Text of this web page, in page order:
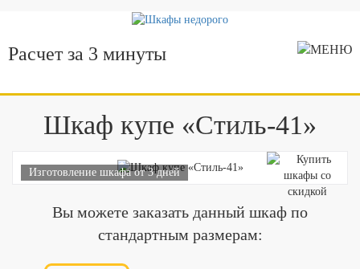
Расчет за 3 минуты
Шкаф купе «Стиль-41»
Изготовление шкафа от 3 дней
Вы можете заказать данный шкаф по
стандартным размерам: